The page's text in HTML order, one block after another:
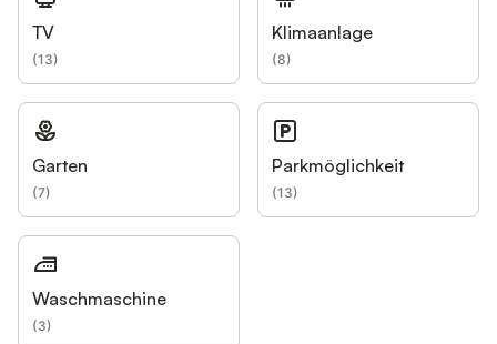
TV
(13)
Klimaanlage
(8)
Garten
(7)
Parkmöglichkeit
(13)
Waschmaschine
(3)